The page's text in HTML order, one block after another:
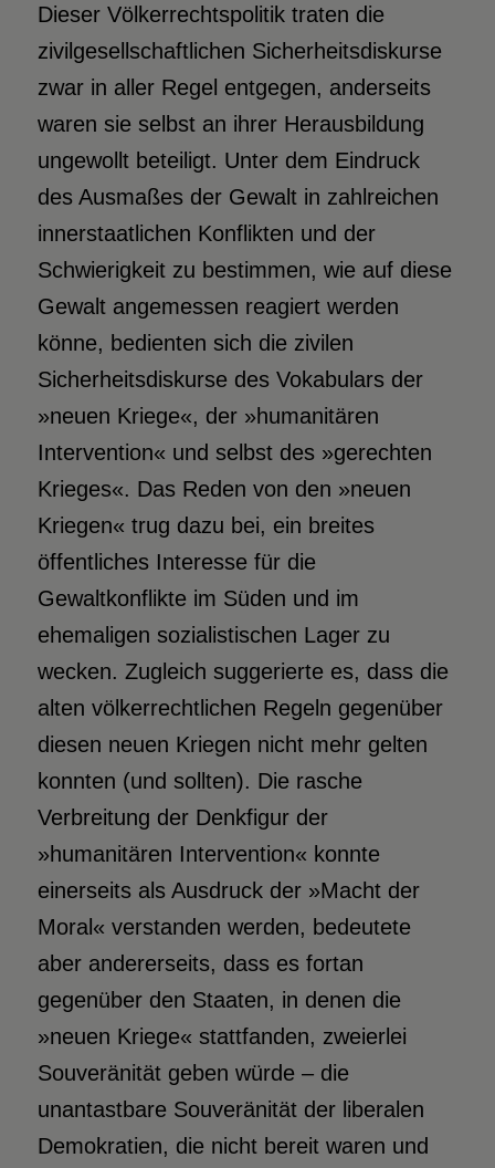
Dieser Völkerrechtspolitik traten die
zivilgesellschaftlichen Sicherheitsdiskurse
zwar in aller Regel entgegen, anderseits
waren sie selbst an ihrer Herausbildung
ungewollt beteiligt. Unter dem Eindruck
des Ausmaßes der Gewalt in zahlreichen
innerstaatlichen Konflikten und der
Schwierigkeit zu bestimmen, wie auf diese
Gewalt angemessen reagiert werden
könne, bedienten sich die zivilen
Sicherheitsdiskurse des Vokabulars der
»neuen Kriege«, der »humanitären
Intervention« und selbst des »gerechten
Krieges«. Das Reden von den »neuen
Kriegen« trug dazu bei, ein breites
öffentliches Interesse für die
Gewaltkonflikte im Süden und im
ehemaligen sozialistischen Lager zu
wecken. Zugleich suggerierte es, dass die
alten völkerrechtlichen Regeln gegenüber
diesen neuen Kriegen nicht mehr gelten
konnten (und sollten). Die rasche
Verbreitung der Denkfigur der
»humanitären Intervention« konnte
einerseits als Ausdruck der »Macht der
Moral« verstanden werden, bedeutete
aber andererseits, dass es fortan
gegenüber den Staaten, in denen die
»neuen Kriege« stattfanden, zweierlei
Souveränität geben würde – die
unantastbare Souveränität der liberalen
Demokratien, die nicht bereit waren und